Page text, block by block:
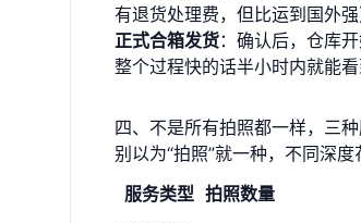
有退货处理费，但比运到国外强
正式合箱发货：确认后，仓库
整个过程快的话半小时内就能
四、不是所有拍照都一样，三
别以为“拍照”就一种，不同深度
服务类型 拍照数量